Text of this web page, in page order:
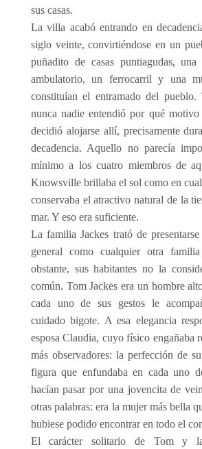
sus casas.
La villa acabó entrando en
siglo veinte, convirtiéndose en un
puñadito de casas puntiagudas,
ambulatorio, un ferrocarril y una
constituían el entramado del
nunca nadie entendió por qué
decidió alojarse allí, precisamente
decadencia. Aquello no parecía
mínimo a los cuatro miembros de
Knowsville brillaba el sol como en
conservaba el atractivo natural de la
mar. Y eso era suficiente.
La familia Jackes trató de
general como cualquier otra
obstante, sus habitantes no la
común. Tom Jackes era un hombre
cada uno de sus gestos le
cuidado bigote. A esa elegancia
esposa Claudia, cuyo físico engañaba
más observadores: la perfección de
figura que enfundaba en cada uno
hacían pasar por una jovencita de
otras palabras: era la mujer más bella
hubiese podido encontrar en todo el
El carácter solitario de Tom y